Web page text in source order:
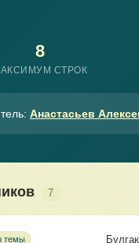
8
СТРОК
Анастасьев
7
темы